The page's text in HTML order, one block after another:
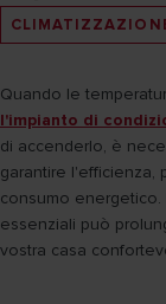
Quando le
l'impianto di
di accenderlo, è
garantire l'efficienza,
consumo
essenziali può
vostra casa